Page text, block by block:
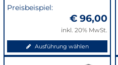
Preisbeispiel:
€ 96,00
inkl. 20% MwSt.
Ausführung wählen